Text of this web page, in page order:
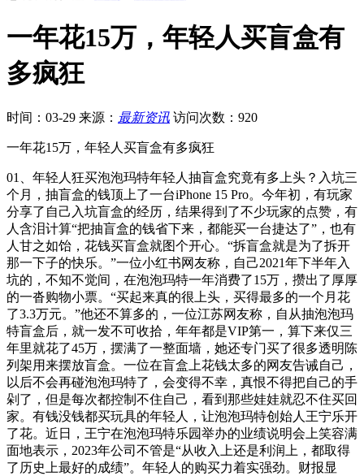
一年花15万，年轻人买盲盒有
多疯狂
时间：03-29 来源： 最新资讯 访问次数：920
一年花15万，年轻人买盲盒有多疯狂
01、年轻人狂买泡泡玛特年轻人抽盲盒究竟有多上头？入坑三
个月，抽盲盒的钱顶上了一台iPhone 15 Pro。今年初，有玩家
分享了自己入坑盲盒的经历，结果得到了不少玩家的点赞，有
人含泪计算“把抽盲盒的钱省下来，都能买一台捷达了”，也有
人甘之如饴，花钱买盲盒就图个开心。“拆盲盒就是为了拆开
那一下子的快乐。”一位小红书网友称，自己2021年下半年入
坑的，不知不觉间，在泡泡玛特一年消费了15万，攒出了厚厚
的一沓购物小票。“买起来真的很上头，买得最多的一个月花
了3.3万元。”他还不算多的，一位江苏网友称，自从抽泡泡玛
特盲盒后，就一发不可收拾，年年都是VIP第一，算下来仅三
年里就花了45万，摆满了一整面墙，她还专门买了很多透明陈
列架用来摆放盲盒。一位在盲盒上花钱太多的网友告诫自己，
以后不会再碰泡泡玛特了，会变得不幸，真恨不得把自己的手
剁了，但是每次都控制不住自己，看到那些娃娃就忍不住买回
家。有钱没钱都买玩具的年轻人，让泡泡玛特创始人王宁乐开
了花。近日，王宁在泡泡玛特乐园举办的业绩说明会上笑容满
面地表示，2023年公司不管是“从收入上还是利润上，都取得
了历史上最好的成绩”。年轻人的购买力着实强劲。财报显